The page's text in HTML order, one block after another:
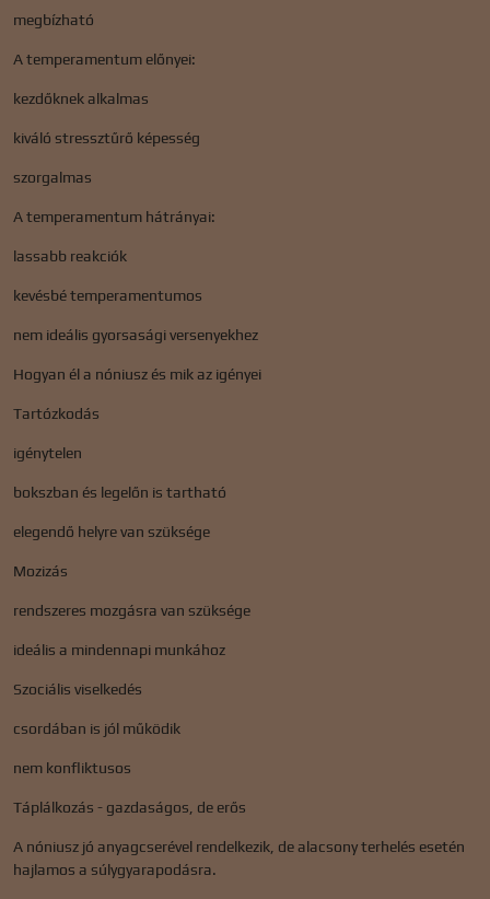
megbízható
A temperamentum előnyei:
kezdőknek alkalmas
kiváló stressztűrő képesség
szorgalmas
A temperamentum hátrányai:
lassabb reakciók
kevésbé temperamentumos
nem ideális gyorsasági versenyekhez
Hogyan él a nóniusz és mik az igényei
Tartózkodás
igénytelen
bokszban és legelőn is tartható
elegendő helyre van szüksége
Mozizás
rendszeres mozgásra van szüksége
ideális a mindennapi munkához
Szociális viselkedés
csordában is jól működik
nem konfliktusos
Táplálkozás - gazdaságos, de erős
A nóniusz jó anyagcserével rendelkezik, de alacsony terhelés esetén
hajlamos a súlygyarapodásra.